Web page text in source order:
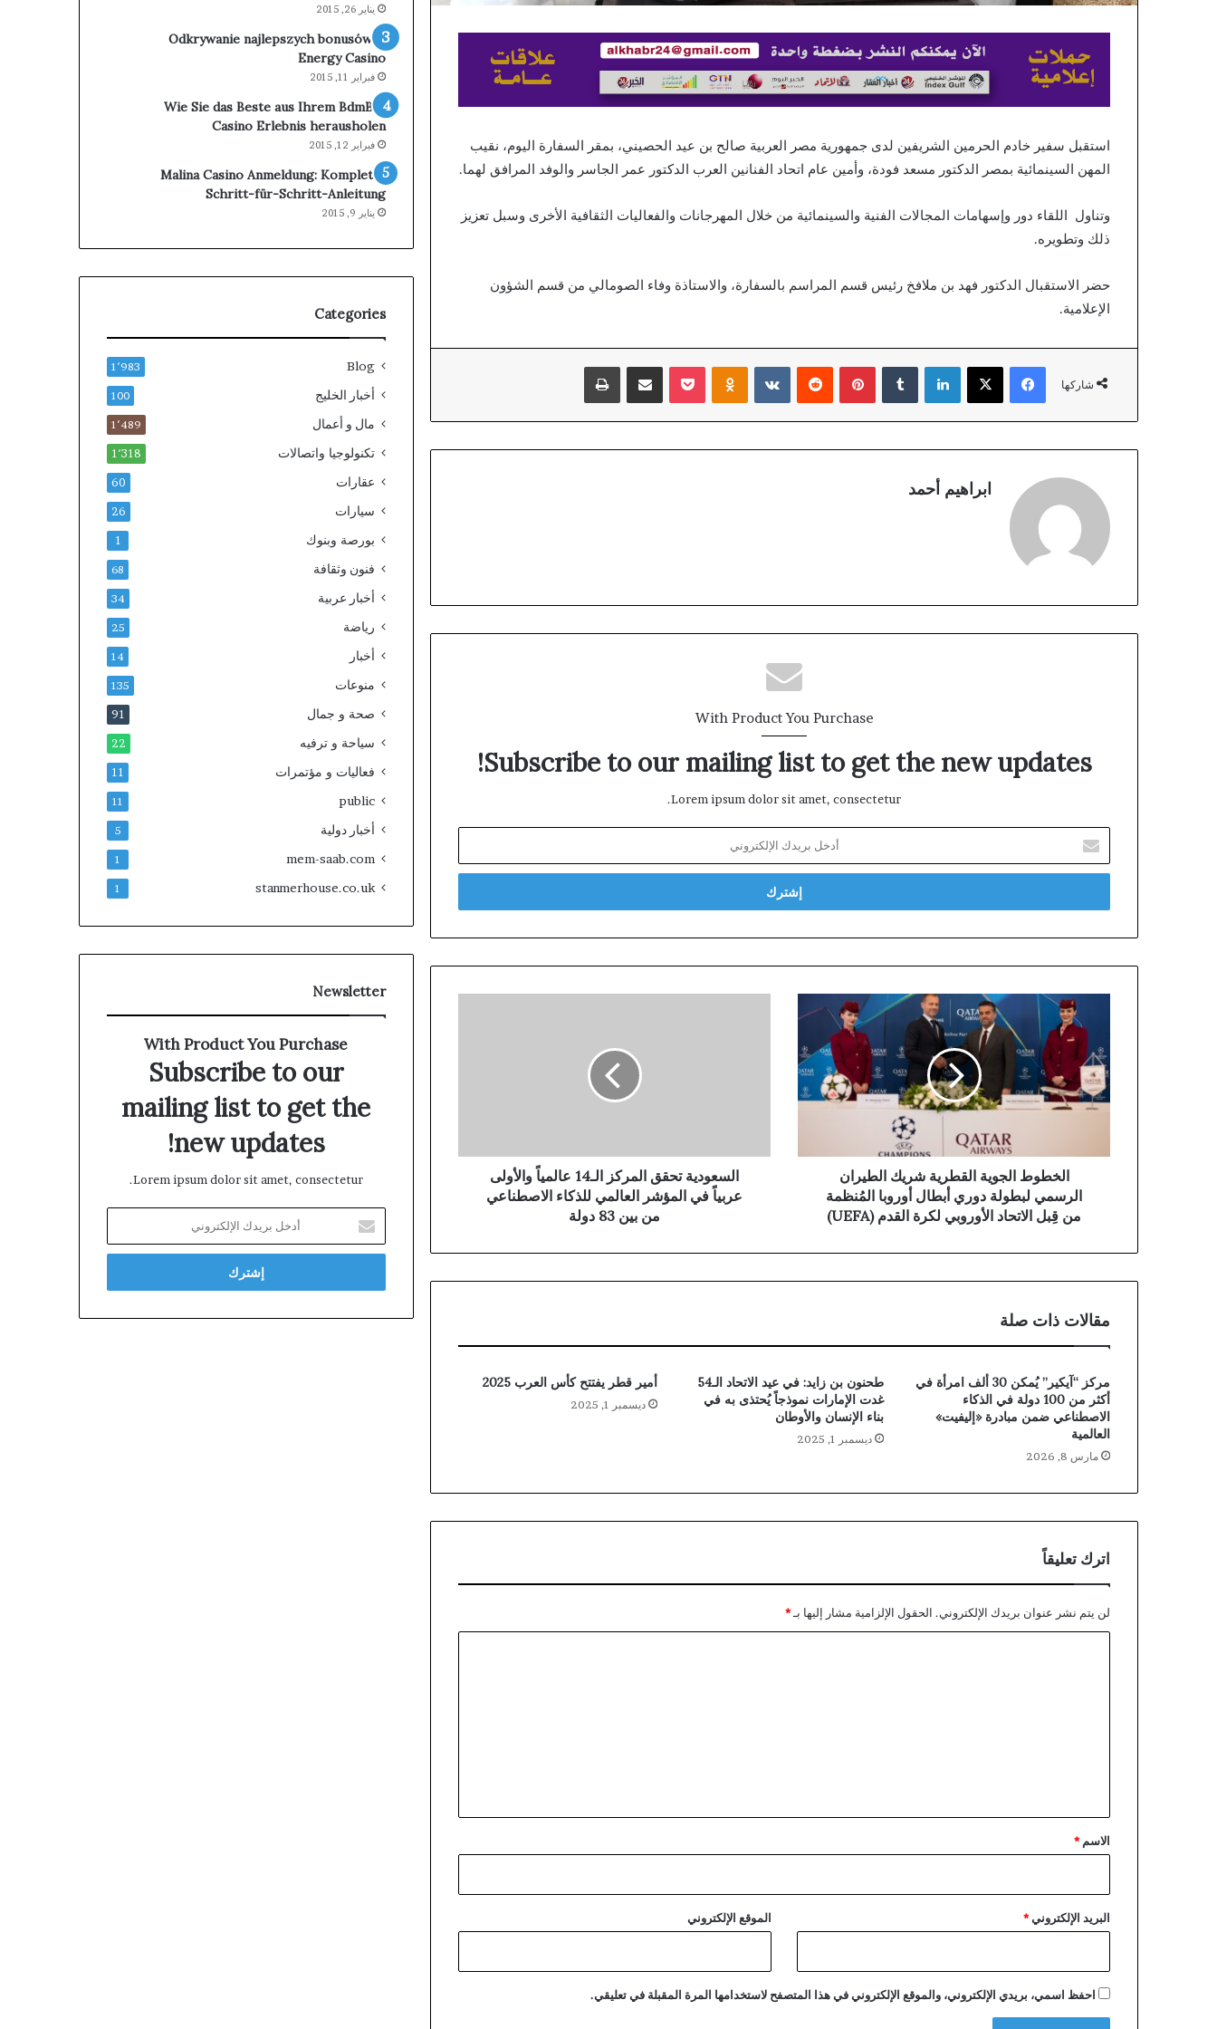
استقبل سفير خادم الحرمين الشريفين لدى جمهورية مصر العربية صالح بن عيد الحصيني، بمقر السفارة اليوم، نقيب
المهن السينمائية بمصر الدكتور مسعد فودة، وأمين عام اتحاد الفنانين العرب الدكتور عمر الجاسر والوفد المرافق لهما.
وتناول اللقاء دور وإسهامات المجالات الفنية والسينمائية من خلال المهرجانات والفعاليات الثقافية الأخرى وسبل تعزيز
ذلك وتطويره.
حضر الاستقبال الدكتور فهد بن ملافخ رئيس قسم المراسم بالسفارة، والاستاذة وفاء الصومالي من قسم الشؤون
الإعلامية.
شاركها
فيسبوكX لينكدإن بينتيريست Odnoklassniki
بوكيت مشاركة عبر البريد طباعة
ابراهيم أحمد
With Product You Purchase
Subscribe to our mailing list to get the new updates!
Lorem ipsum dolor sit amet, consectetur.
بريدك
الإلكتروني
الخطوط الجوية القطرية شريك الطيران
الرسمي لبطولة دوري أبطال أوروبا المُنظمة
من قِبل الاتحاد الأوروبي لكرة القدم (UEFA)
السعودية تحقق المركز الـ14 عالمياً والأولى
عربياً في المؤشر العالمي للذكاء الاصطناعي
من بين 83 دولة
مقالات ذات صلة
مركز “آيكير” يُمكن 30 ألف امرأة في
أكثر من 100 دولة في الذكاء
الاصطناعي ضمن مبادرة «إليفيت»
العالمية
مارس 8, 2026
طحنون بن زايد: في عيد الاتحاد الـ54
غدت الإمارات نموذجاً يُحتذى به في
بناء الإنسان والأوطان
ديسمبر 1, 2025
أمير قطر يفتتح كأس العرب 2025
ديسمبر 1, 2025
اترك تعليقاً
لن يتم نشر عنوان بريدك الإلكتروني. الحقول الإلزامية مشار إليها بـ*
*
الاسم *
البريد الإلكتروني* الموقع الإلكتروني
احفظ اسمي، بريدي الإلكتروني، والموقع الإلكتروني في هذا المتصفح لاستخدامها المرة المقبلة في تعليقي.
يناير 26, 2015
Odkrywanie najlepszych bonusów w
Energy Casino
فبراير 11, 2015
Wie Sie das Beste aus Ihrem BdmBet
Casino Erlebnis herausholen
فبراير 12, 2015
Malina Casino Anmeldung: Komplette
Schritt-für-Schritt-Anleitung
يناير 9, 2015
Categories
Blog 1٬983
أخبار الخليج 100
مال و أعمال 1٬489
تكنولوجيا واتصالات 1٬318
عقارات 60
سيارات 26
بورصة وبنوك 1
فنون وثقافة 68
أخبار عربية 34
رياضة 25
أخبار 14
منوعات 135
صحة و جمال 91
سياحة و ترفيه 22
فعاليات و مؤتمرات 11
public
11
أخبار دولية 5
mem-saab.com
1
stanmerhouse.co.uk
1
Newsletter
With Product You Purchase
Subscribe to our
mailing list to get the
new updates!
Lorem ipsum dolor sit amet, consectetur.
بريدك
الإلكتروني